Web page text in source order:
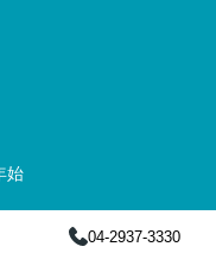
始
04-2937-3330